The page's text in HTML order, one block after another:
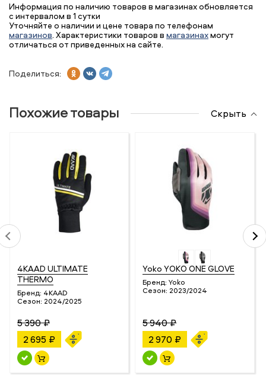
Информация по наличию товаров в магазинах обновляется
с интервалом в 1 сутки
Уточняйте о наличии и цене товара по телефонам
магазинов. Характеристики товаров в магазинахмогут
отличаться от приведенных на сайте.
Поделиться:
Похожие товары Скрыть
4KAAD ULTIMATE
THERMO
Бренд: 4KAAD
Сезон: 2024/2025
5 390 ₽
2 695 ₽
Yoko YOKO ONE GLOVE
Бренд: Yoko
Сезон: 2023/2024
5 940 ₽
2 970 ₽